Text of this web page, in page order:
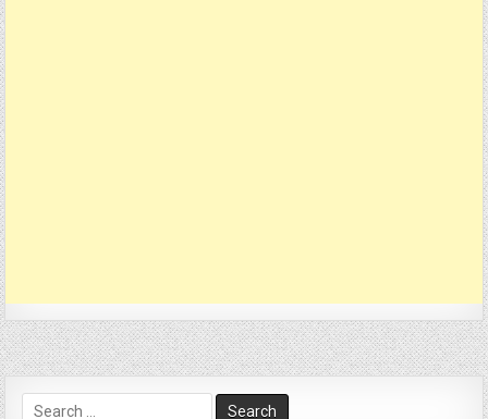
Search